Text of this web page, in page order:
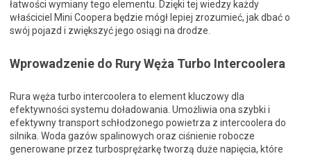
łatwości wymiany tego elementu. Dzięki tej wiedzy każdy
właściciel Mini Coopera będzie mógł lepiej zrozumieć, jak dbać o
swój pojazd i zwiększyć jego osiągi na drodze.
Wprowadzenie do Rury Węża Turbo Intercoolera
Rura węża turbo intercoolera to element kluczowy dla
efektywności systemu doładowania. Umożliwia ona szybki i
efektywny transport schłodzonego powietrza z intercoolera do
silnika. Woda gazów spalinowych oraz ciśnienie robocze
generowane przez turbosprężarkę tworzą duże napięcia, które